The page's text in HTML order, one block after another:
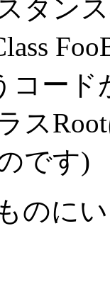
タン
コー
ス
です)
のに